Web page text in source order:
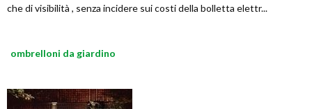
che di visibilità , senza incidere sui costi della bolletta elettr...
ombrelloni da giardino